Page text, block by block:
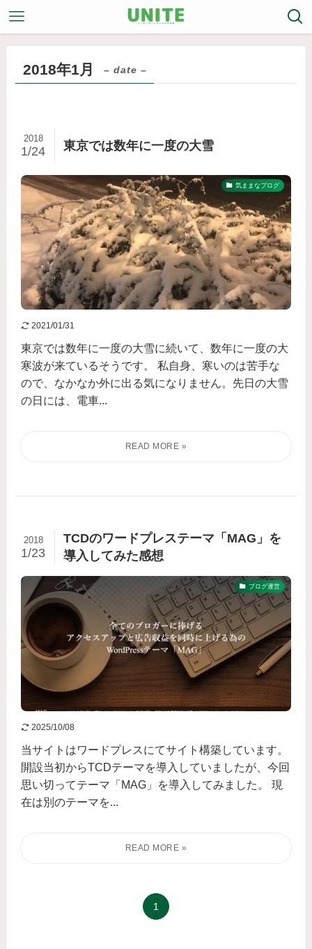
2018年1月 – date –
東京では数年に一度の大雪
2018
1/24
気ままなブログ
2021/01/31
東京では数年に一度の大雪に続いて、数年に一度の大
寒波が来ているそうです。 私自身、寒いのは苦手な
ので、なかなか外に出る気になりません。先日の大雪
の日には、電車...
TCDのワードプレステーマ「MAG」を
導入してみた感想
2018
1/23
ブログ運営
2025/10/08
当サイトはワードプレスにてサイト構築しています。
開設当初からTCDテーマを導入していましたが、今回
思い切ってテーマ「MAG」を導入してみました。 現
在は別のテーマを...
1